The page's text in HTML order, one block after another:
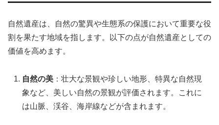
自然遺産は、自然の驚異や生態系の保護において重要な役
割を果たす地域を指します。以下の点が自然遺産としての
価値を高めます。
自然の美 ：壮大な景観や珍しい地形、特異な自然現
象など、美しい自然の景観が評価されます。これに
は山脈、渓谷、海岸線などが含まれます。